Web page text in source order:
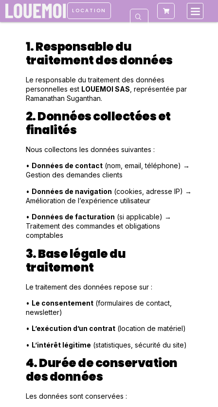
LOCATION
confidentialité
1. Responsable du
traitement des données
Le responsable du traitement des données
personnelles est LOUEMOI SAS , représentée par
Ramanathan Suganthan.
2. Données collectées et
finalités
Nous collectons les données suivantes :
• Données de contact(nom, email, téléphone) →
Gestion des demandes clients
• Données de navigation (cookies, adresse IP) →
Amélioration de l’expérience utilisateur
• Données de facturation (si applicable) →
Traitement des commandes et obligations
comptables
3. Base légale du
traitement
Le traitement des données repose sur :
• Le consentement(formulaires de contact,
newsletter)
• L’exécution d’un contrat(location de matériel)
• L’intérêt légitime (statistiques, sécurité du site)
4. Durée de conservation
des données
Les données sont conservées :